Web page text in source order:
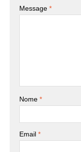
Message *
Nome *
Email *